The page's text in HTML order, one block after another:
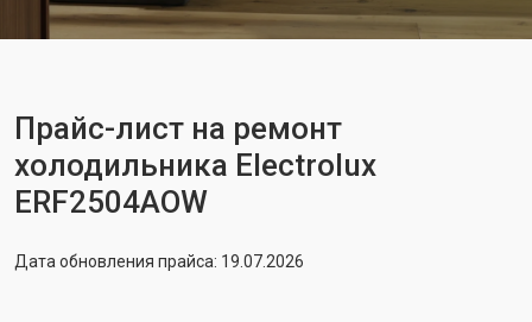
Прайс-лист на ремонт
холодильника Electrolux
ERF2504AOW
Дата обновления прайса: 19.07.2026